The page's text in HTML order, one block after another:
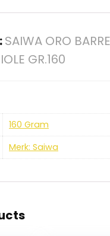
SAIWA ORO
GR.160
‎160 Gram
Merk: Saiwa